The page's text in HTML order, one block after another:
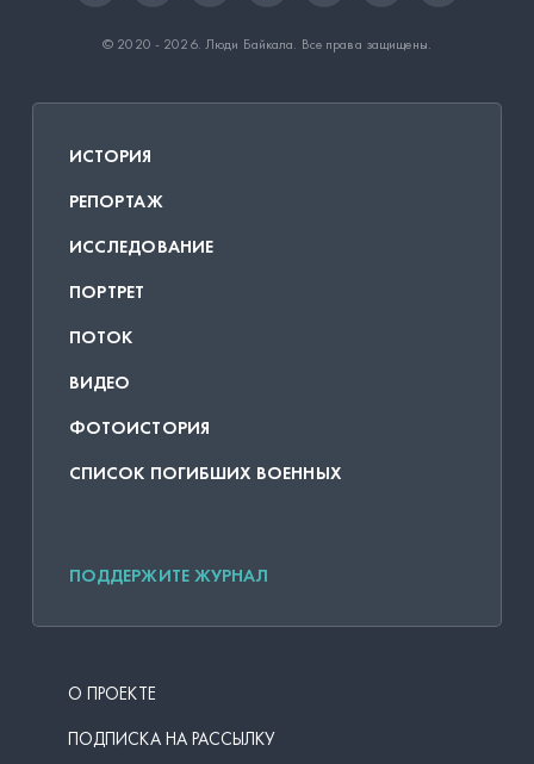
© 2020 - 2026. Люди Байкала . Все права защищены.
ИСТОРИЯ
РЕПОРТАЖ
ИССЛЕДОВАНИЕ
ПОРТРЕТ
ПОТОК
ВИДЕО
ФОТОИСТОРИЯ
СПИСОК ПОГИБШИХ ВОЕННЫХ
ПОДДЕРЖИТЕ ЖУРНАЛ
О ПРОЕКТЕ
ПОДПИСКА НА РАССЫЛКУ